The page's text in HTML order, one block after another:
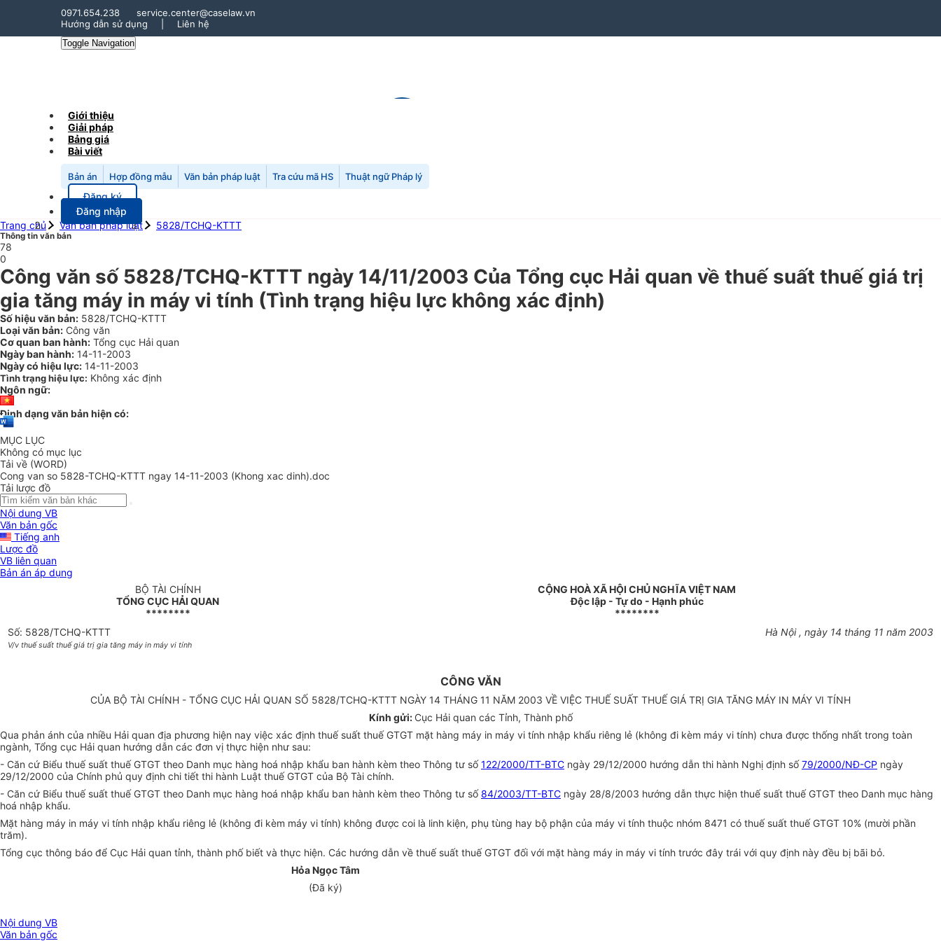
0971.654.238
service.center@caselaw.vn
Hướng dẫn sử dụng
Liên hệ
Toggle Navigation
Giới thiệu
Giải pháp
Bảng giá
Bài viết
Bản án Hợp đồng mẫu Văn bản pháp luật Tra cứu mã HS Thuật ngữ Pháp lý
Đăng ký
Đăng nhập
Trang chủ
Văn bản pháp luật 5828/TCHQ-KTTT
Thông tin văn bản
78
0
Công văn số 5828/TCHQ-KTTT ngày 14/11/2003 Của Tổng cục Hải quan về thuế suất thuế giá trị
gia tăng máy in máy vi tính (Tình trạng hiệu lực không xác định)
Số hiệu văn bản: 5828/TCHQ-KTTT
Loại văn bản: Công văn
Cơ quan ban hành: Tổng cục Hải quan
Ngày ban hành: 14-11-2003
Ngày có hiệu lực: 14-11-2003
Tình trạng hiệu lực: Không xác định
Ngôn ngữ:
Định dạng văn bản hiện có:
MỤC LỤC
Không có mục lục
Tải về (WORD)
Cong van so 5828-TCHQ-KTTT ngay 14-11-2003 (Khong xac dinh).doc
Tải lược đồ
Nội dung VB
Văn bản gốc
Tiếng anh
Lược đồ
VB liên quan
Bản án áp dụng
BỘ TÀI CHÍNH
TỔNG CỤC HẢI QUAN
********
CỘNG HOÀ XÃ HỘI CHỦ NGHĨA VIỆT NAM
Độc lập - Tự do - Hạnh phúc
********
Số: 5828/TCHQ-KTTT
V/v thuế suất thuế giá trị gia tăng máy in máy vi tính
Hà Nội , ngày 14 tháng 11 năm 2003
CÔNG VĂN
CỦA BỘ TÀI CHÍNH - TỔNG CỤC HẢI QUAN SỐ 5828/TCHQ-KTTT NGÀY 14 THÁNG 11 NĂM 2003 VỀ VIỆC THUẾ SUẤT THUẾ GIÁ TRỊ GIA TĂNG MÁY IN MÁY VI TÍNH
Kính gửi: Cục Hải quan các Tỉnh, Thành phố
Qua phản ánh của nhiều Hải quan địa phương hiện nay việc xác định thuế suất thuế GTGT mặt hàng máy in máy vi tính nhập khẩu riêng lẻ (không đi kèm máy vi tính) chưa được thống nhất trong toàn
ngành, Tổng cục Hải quan hướng dẫn các đơn vị thực hiện như sau:
- Căn cứ Biểu thuế suất thuế GTGT theo Danh mục hàng hoá nhập khẩu ban hành kèm theo Thông tư số122/2000/TT-BTC ngày 29/12/2000 hướng dẫn thi hành Nghị định số79/2000/NĐ-CP ngày
29/12/2000 của Chính phủ quy định chi tiết thi hành Luật thuế GTGT của Bộ Tài chính.
- Căn cứ Biểu thuế suất thuế GTGT theo Danh mục hàng hoá nhập khẩu ban hành kèm theo Thông tư số84/2003/TT-BTC ngày 28/8/2003 hướng dẫn thực hiện thuế suất thuế GTGT theo Danh mục hàng
hoá nhập khẩu.
Mặt hàng máy in máy vi tính nhập khẩu riêng lẻ (không đi kèm máy vi tính) không được coi là linh kiện, phụ tùng hay bộ phận của máy vi tính thuộc nhóm 8471 có thuế suất thuế GTGT 10% (mười phần
trăm).
Tổng cục thông báo để Cục Hải quan tỉnh, thành phố biết và thực hiện. Các hướng dẫn về thuế suất thuế GTGT đối với mặt hàng máy in máy vi tính trước đây trái với quy định này đều bị bãi bỏ.
Hỏa Ngọc Tâm
(Đã ký)
Nội dung VB
Văn bản gốc